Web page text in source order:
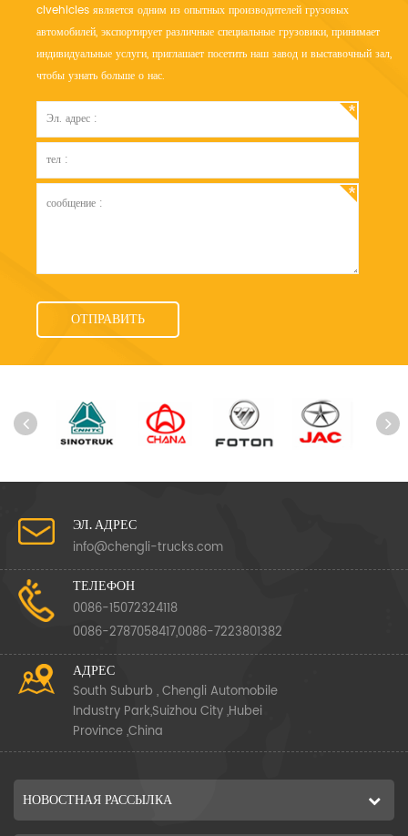
clvehicles является одним из опытных производителей грузовых
автомобилей, экспортирует различные специальные грузовики, принимает
индивидуальные услуги, приглашает посетить наш завод и выставочный зал,
чтобы узнать больше о нас.
ЭЛ. АДРЕС
info@chengli-trucks.com
ТЕЛЕФОН
0086-15072324118
0086-2787058417,0086-7223801382
АДРЕС
South Suburb , Chengli Automobile
Industry Park,Suizhou City ,Hubei
Province ,China
НОВОСТНАЯ РАССЫЛКА